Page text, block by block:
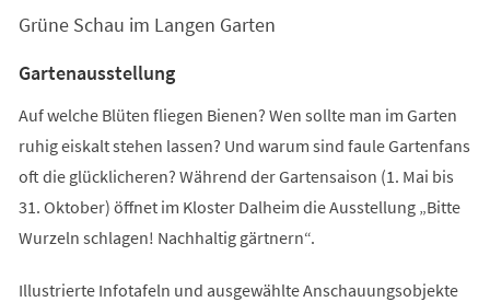
neuen
Grüne Schau im Langen Garten
Gartenausstellung
Auf welche Blüten fliegen Bienen? Wen sollte man im Garten
ruhig eiskalt stehen lassen? Und warum sind faule Gartenfans
oft die glücklicheren? Während der Gartensaison (1. Mai bis
31. Oktober) öffnet im Kloster Dalheim die Ausstellung „Bitte
Wurzeln schlagen! Nachhaltig gärtnern“.
Illustrierte Infotafeln und ausgewählte Anschauungsobjekte